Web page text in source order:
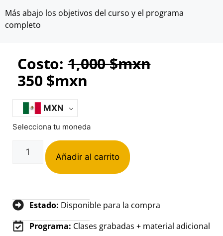
Más abajo los objetivos del curso y el programa
completo
Costo: 1,000$mxn
350 $mxn
MXN
Selecciona tu moneda
Añadir al carrito
Estado: Disponible para la compra
Programa: Clases grabadas + material adicional